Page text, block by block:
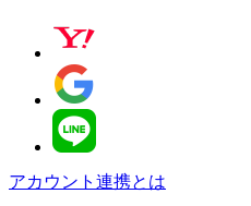
アカウント連携とは